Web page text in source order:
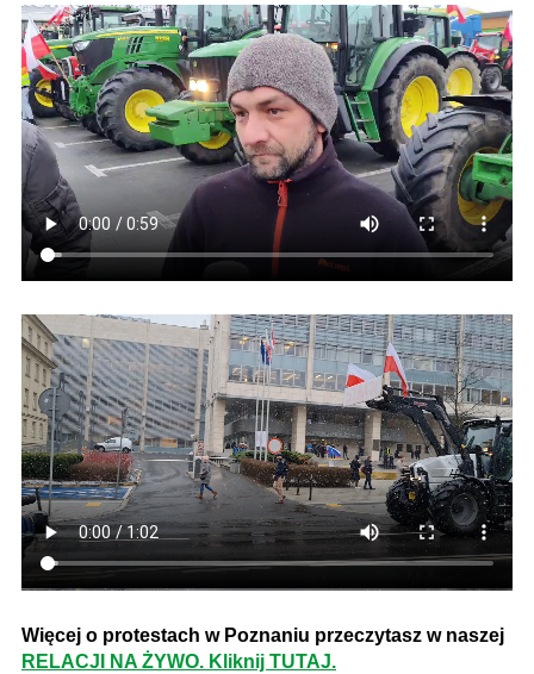
Więcej o protestach w Poznaniu przeczytasz w naszej
RELACJI NA ŻYWO. Kliknij TUTAJ.